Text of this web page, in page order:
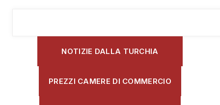
NOTIZIE DALLA TURCHIA
PREZZI CAMERE DI COMMERCIO